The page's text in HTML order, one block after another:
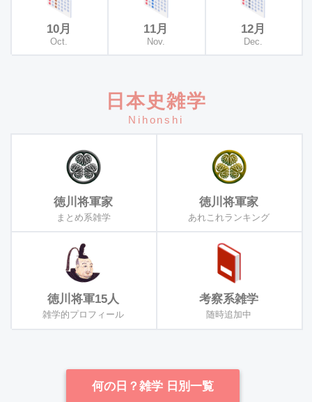
10月
Oct.
11月
Nov.
12月
Dec.
日本史雑学
Nihonshi
徳川将軍家
まとめ系雑学
徳川将軍家
あれこれランキング
徳川将軍15人
雑学的プロフィール
考察系雑学
随時追加中
何の日？雑学 日別一覧